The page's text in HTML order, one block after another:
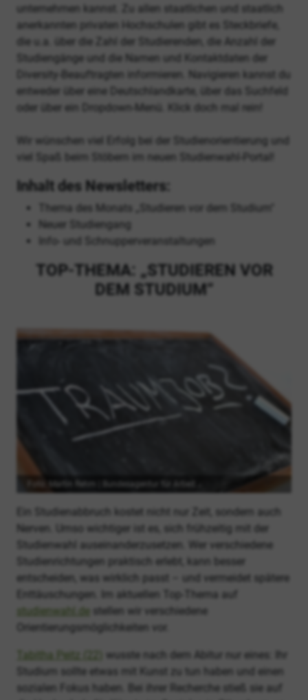
unternehmen kannst. Zu allen staatlichen und staatlich
anerkannten privaten Hochschulen gibt es Steckbriefe,
die u.a. über die Zahl der Studierenden, die Anzahl der
Studiengänge und die Namen und Kontaktdaten der
Diversity-Beauftragten informieren. Navigieren kannst du
entweder über eine Deutschlandkarte, über das Suchfeld
oder über ein Dropdown-Menü. Klick doch mal rein!
Wir wünschen viel Erfolg bei der Studienorientierung und
viel Spaß beim Stöbern im neuen Studienwahl-Portal!
Inhalt des Newsletters:
Thema des Monats „Studieren vor dem Studium"
Neuer Studiengang
Info- und Schnupperveranstaltungen
TOP-THEMA: „STUDIEREN VOR
DEM STUDIUM“
Ein Studienabbruch kostet nicht nur Zeit, sondern auch
Nerven. Umso wichtiger ist es, sich frühzeitig mit der
Studienwahl auseinanderzusetzen. Wer verschiedene
Studienrichtungen praktisch erlebt, kann besser
entscheiden, was wirklich passt – und vermeidet spätere
Enttäuschungen. Im aktuellen Top-Thema auf
studienwahl.de
stellen wir verschiedene
Orientierungsmöglichkeiten vor.
Tabitha Peitz (22)
wusste nach dem Abitur nur eines: Ihr
Studium sollte etwas mit Kunst zu tun haben und einen
sozialen Fokus haben. Bei ihrer Recherche stieß sie auf